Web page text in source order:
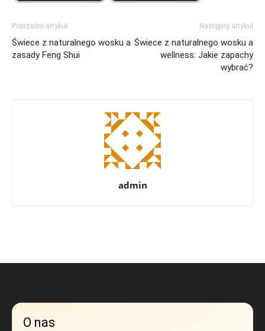
Poprzedni artykuł
Świece z naturalnego wosku a
zasady Feng Shui
Następny artykuł
Świece z naturalnego wosku a
wellness: Jakie zapachy
wybrać?
admin
O nas